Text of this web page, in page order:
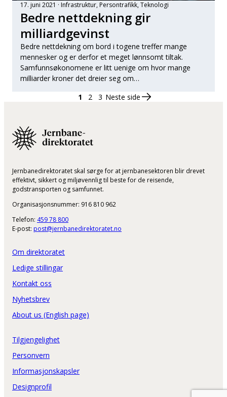
17. juni 2021 Infrastruktur, Persontrafikk, Teknologi
Bedre nettdekning gir
milliardgevinst
Bedre nettdekning om bord i togene treffer mange
mennesker og er derfor et meget lønnsomt tiltak.
Samfunnsøkonomene er litt uenige om hvor mange
milliarder kroner det dreier seg om…
1
2 3 Neste side
Jernbanedirektoratet skal sørge for at jernbanesektoren blir drevet
effektivt, sikkert og miljøvennlig til beste for de reisende,
godstransporten og samfunnet.
Organisasjonsnummer: 916 810 962
Telefon: 459 78 800
E-post: post@jernbanedirektoratet.no
Om direktoratet
Ledige stillingar
Kontakt oss
Nyhetsbrev
About us (English page)
Tilgjengelighet
Personvern
Informasjonskapsler
Designprofil